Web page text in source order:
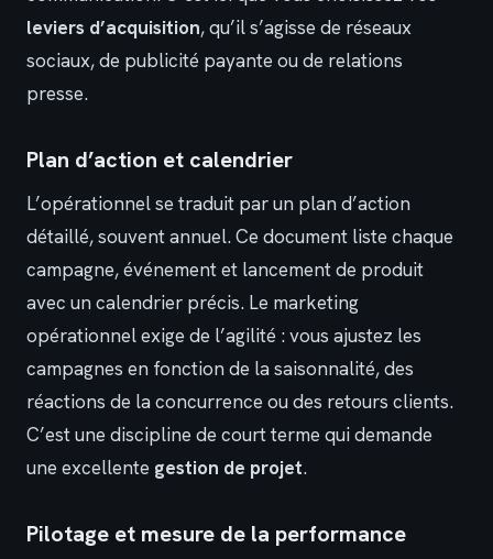
leviers d’acquisition, qu’il s’agisse de réseaux
sociaux, de publicité payante ou de relations
presse.
Plan d’action et calendrier
L’opérationnel se traduit par un plan d’action
détaillé, souvent annuel. Ce document liste chaque
campagne, événement et lancement de produit
avec un calendrier précis. Le marketing
opérationnel exige de l’agilité : vous ajustez les
campagnes en fonction de la saisonnalité, des
réactions de la concurrence ou des retours clients.
C’est une discipline de court terme qui demande
une excellente gestion de projet.
Pilotage et mesure de la performance